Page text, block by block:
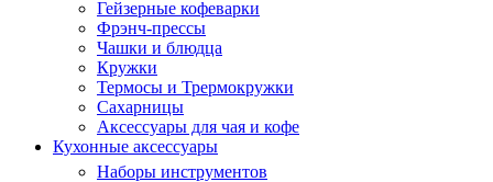
Гейзерные кофеварки
Фрэнч-прессы
Чашки и блюдца
Кружки
Термосы и Трермокружки
Сахарницы
Аксессуары для чая и кофе
Кухонные аксессуары
Наборы инструментов